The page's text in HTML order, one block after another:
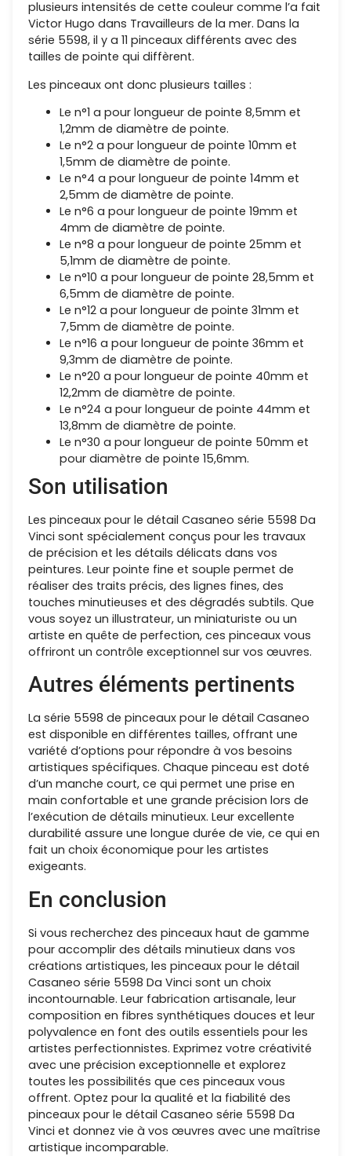
plusieurs intensités de cette couleur comme l’a fait
Victor Hugo dans Travailleurs de la mer. Dans la
série 5598, il y a 11 pinceaux différents avec des
tailles de pointe qui diffèrent.
Les pinceaux ont donc plusieurs tailles :
Le n°1 a pour longueur de pointe 8,5mm et
1,2mm de diamètre de pointe.
Le n°2 a pour longueur de pointe 10mm et
1,5mm de diamètre de pointe.
Le n°4 a pour longueur de pointe 14mm et
2,5mm de diamètre de pointe.
Le n°6 a pour longueur de pointe 19mm et
4mm de diamètre de pointe.
Le n°8 a pour longueur de pointe 25mm et
5,1mm de diamètre de pointe.
Le n°10 a pour longueur de pointe 28,5mm et
6,5mm de diamètre de pointe.
Le n°12 a pour longueur de pointe 31mm et
7,5mm de diamètre de pointe.
Le n°16 a pour longueur de pointe 36mm et
9,3mm de diamètre de pointe.
Le n°20 a pour longueur de pointe 40mm et
12,2mm de diamètre de pointe.
Le n°24 a pour longueur de pointe 44mm et
13,8mm de diamètre de pointe.
Le n°30 a pour longueur de pointe 50mm et
pour diamètre de pointe 15,6mm.
Son utilisation
Les pinceaux pour le détail Casaneo série 5598 Da
Vinci sont spécialement conçus pour les travaux
de précision et les détails délicats dans vos
peintures. Leur pointe fine et souple permet de
réaliser des traits précis, des lignes fines, des
touches minutieuses et des dégradés subtils. Que
vous soyez un illustrateur, un miniaturiste ou un
artiste en quête de perfection, ces pinceaux vous
offriront un contrôle exceptionnel sur vos œuvres.
Autres éléments pertinents
La série 5598 de pinceaux pour le détail Casaneo
est disponible en différentes tailles, offrant une
variété d’options pour répondre à vos besoins
artistiques spécifiques. Chaque pinceau est doté
d’un manche court, ce qui permet une prise en
main confortable et une grande précision lors de
l’exécution de détails minutieux. Leur excellente
durabilité assure une longue durée de vie, ce qui en
fait un choix économique pour les artistes
exigeants.
En conclusion
Si vous recherchez des pinceaux haut de gamme
pour accomplir des détails minutieux dans vos
créations artistiques, les pinceaux pour le détail
Casaneo série 5598 Da Vinci sont un choix
incontournable. Leur fabrication artisanale, leur
composition en fibres synthétiques douces et leur
polyvalence en font des outils essentiels pour les
artistes perfectionnistes. Exprimez votre créativité
avec une précision exceptionnelle et explorez
toutes les possibilités que ces pinceaux vous
offrent. Optez pour la qualité et la fiabilité des
pinceaux pour le détail Casaneo série 5598 Da
Vinci et donnez vie à vos œuvres avec une maîtrise
artistique incomparable.